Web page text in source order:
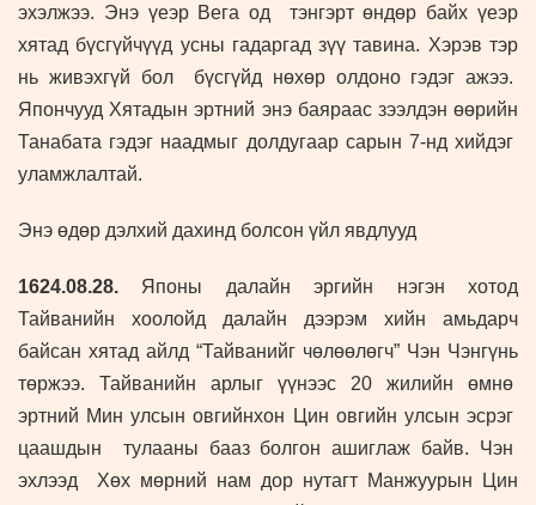
эхэлжээ. Энэ үеэр Вега од тэнгэрт өндөр байх үеэр
хятад бүсгүйчүүд усны гадаргад зүү тавина. Хэрэв тэр
нь живэхгүй бол бүсгүйд нөхөр олдоно гэдэг ажээ.
Япончууд Хятадын эртний энэ баяраас зээлдэн өөрийн
Танабата гэдэг наадмыг долдугаар сарын 7-нд хийдэг
уламжлалтай.
Энэ өдөр дэлхий дахинд болсон үйл явдлууд
1624.08.28. Японы далайн эргийн нэгэн хотод
Тайванийн хоолойд далайн дээрэм хийн амьдарч
байсан хятад айлд “Тайванийг чөлөөлөгч” Чэн Чэнгүнь
төржээ. Тайванийн арлыг үүнээс 20 жилийн өмнө
эртний Мин улсын овгийнхон Цин овгийн улсын эсрэг
цаашдын тулааны бааз болгон ашиглаж байв. Чэн
эхлээд Хөх мөрний нам дор нутагт Манжуурын Цин